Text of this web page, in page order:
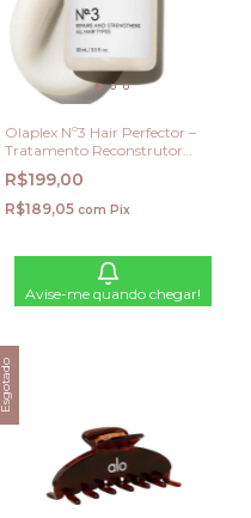
Olaplex Nº3 Hair Perfector –
Tratamento Reconstrutor
Capilar 100ml
R$199,00
R$189,05 com Pix
Avise-me quando chegar!
Esgotado